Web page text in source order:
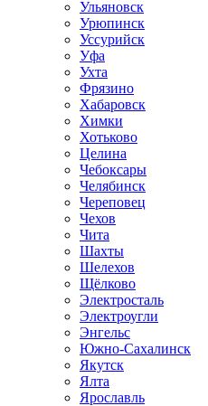
Ульяновск
Урюпинск
Уссурийск
Уфа
Ухта
Фрязино
Хабаровск
Химки
Хотьково
Целина
Чебоксары
Челябинск
Череповец
Чехов
Чита
Шахты
Шелехов
Щёлково
Электросталь
Электроугли
Энгельс
Южно-Сахалинск
Якутск
Ялта
Ярославль